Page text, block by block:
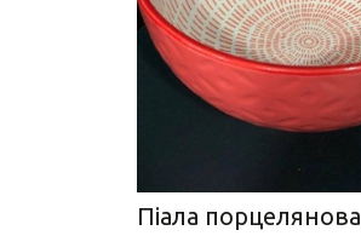
Піала порцелянова